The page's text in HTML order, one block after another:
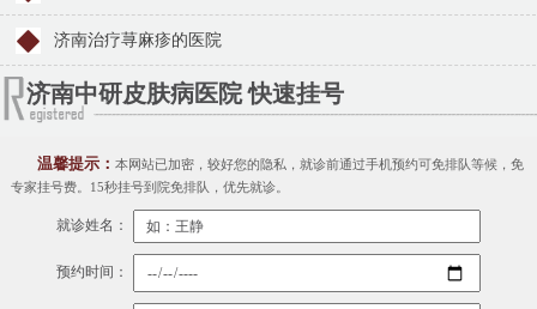
济南治疗荨麻疹的医院
济南中研皮肤病医院 快速挂号
温馨提示：本网站已加密，较好您的隐私，就诊前通过手机预约可免排队等候，免
专家挂号费。15秒挂号到院免排队，优先就诊。
就诊姓名：
预约时间：